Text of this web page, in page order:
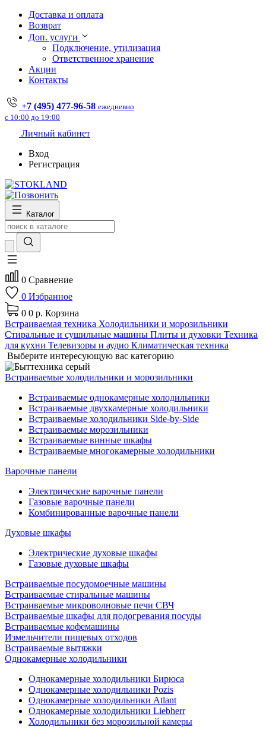
Доставка и оплата
Возврат
Доп. услуги
Подключение, утилизация
Ответственное хранение
Акции
Контакты
+7 (495) 477-96-58 ежедневно
с 10:00 до 19:00
Личный кабинет
Вход
Регистрация
Каталог
0 Сравнение
0 Избранное
0 0 р. Корзина
Встраиваемая техника Холодильники и морозильники
Стиральные и сушильные машины Плиты и духовки Техника
для кухни Телевизоры и аудио Климатическая техника
Выберите интересующую вас категорию
Встраиваемые холодильники и морозильники
Встраиваемые однокамерные холодильники
Встраиваемые двухкамерные холодильники
Встраиваемые холодильники Side-by-Side
Встраиваемые морозильники
Встраиваемые винные шкафы
Встраиваемые многокамерные холодильники
Варочные панели
Электрические варочные панели
Газовые варочные панели
Комбинированные варочные панели
Духовые шкафы
Электрические духовые шкафы
Газовые духовые шкафы
Встраиваемые посудомоечные машины
Встраиваемые стиральные машины
Встраиваемые микроволновые печи СВЧ
Встраиваемые шкафы для подогревания посуды
Встраиваемые кофемашины
Измельчители пищевых отходов
Встраиваемые вытяжки
Однокамерные холодильники
Однокамерные холодильники Бирюса
Однокамерные холодильники Pozis
Однокамерные холодильники Atlant
Однокамерные холодильники Liebherr
Холодильники без морозильной камеры